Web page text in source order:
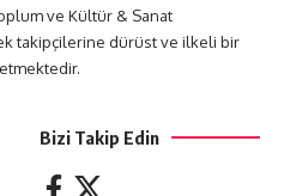
ve Kültür & Sanat
takipçilerine dürüst ve ilkeli bir
Bizi Takip Edin